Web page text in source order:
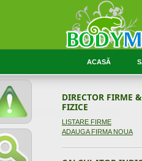
ACASĂ
DIRECTOR FIRME
FIZICE
LISTARE FIRME
ADAUGA FIRMA NOUA